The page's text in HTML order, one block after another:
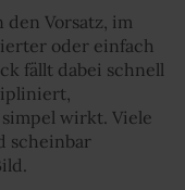
Vorsatz, im
oder einfach
fällt dabei schnell
wirkt. Viele
scheinbar